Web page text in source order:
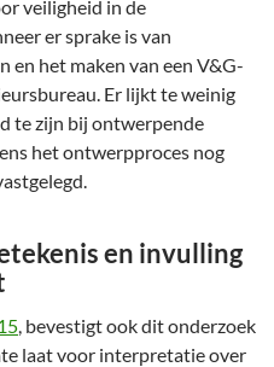
veiligheid in de
er sprake is van
het maken van een V&G-
Er lijkt te weinig
te zijn bij ontwerpende
het ontwerpproces nog
en invulling
, bevestigt ook dit onderzoek
laat voor interpretatie over